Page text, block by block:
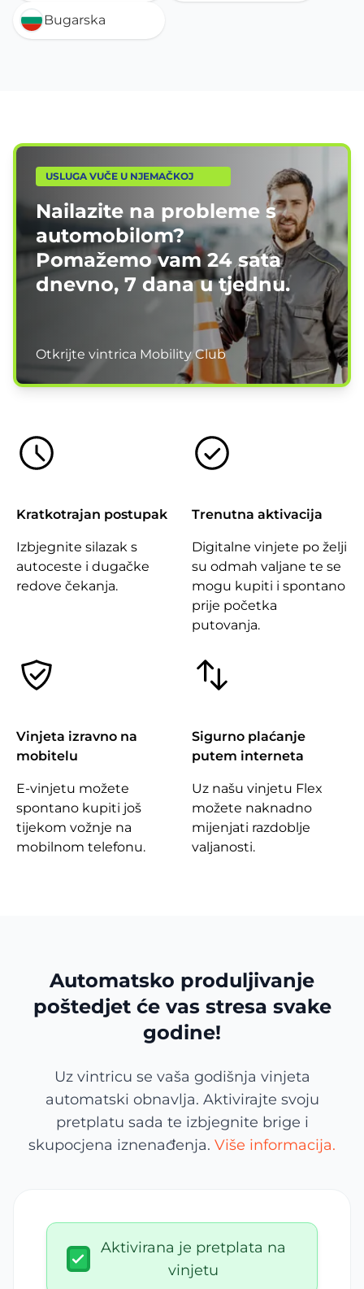
Bugarska
USLUGA VUČE U NJEMAČKOJ
Nailazite na probleme s
automobilom?
Pomažemo vam24 sata
dnevno, 7 dana u tjednu.
Otkrijte vintrica Mobility Club
Kratkotrajan postupak
Izbjegnite silazak s
autoceste i dugačke
redove čekanja.
Trenutna aktivacija
Digitalne vinjete po želji
su odmah valjane te se
mogu kupiti i spontano
prije početka
putovanja.
Vinjeta izravno na
mobitelu
E-vinjetu možete
spontano kupiti još
tijekom vožnje na
mobilnom telefonu.
Sigurno plaćanje
putem interneta
Uz našu vinjetu Flex
možete naknadno
mijenjati razdoblje
valjanosti.
Automatsko produljivanje
poštedjet će vas stresa svake
godine!
Uz vintricu se vaša godišnja vinjeta
automatski obnavlja. Aktivirajte svoju
pretplatu sada te izbjegnite brige i
skupocjena iznenađenja. Više informacija.
Aktivirana je pretplata na
vinjetu